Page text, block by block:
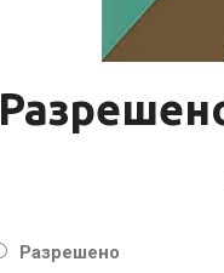
Разрешено